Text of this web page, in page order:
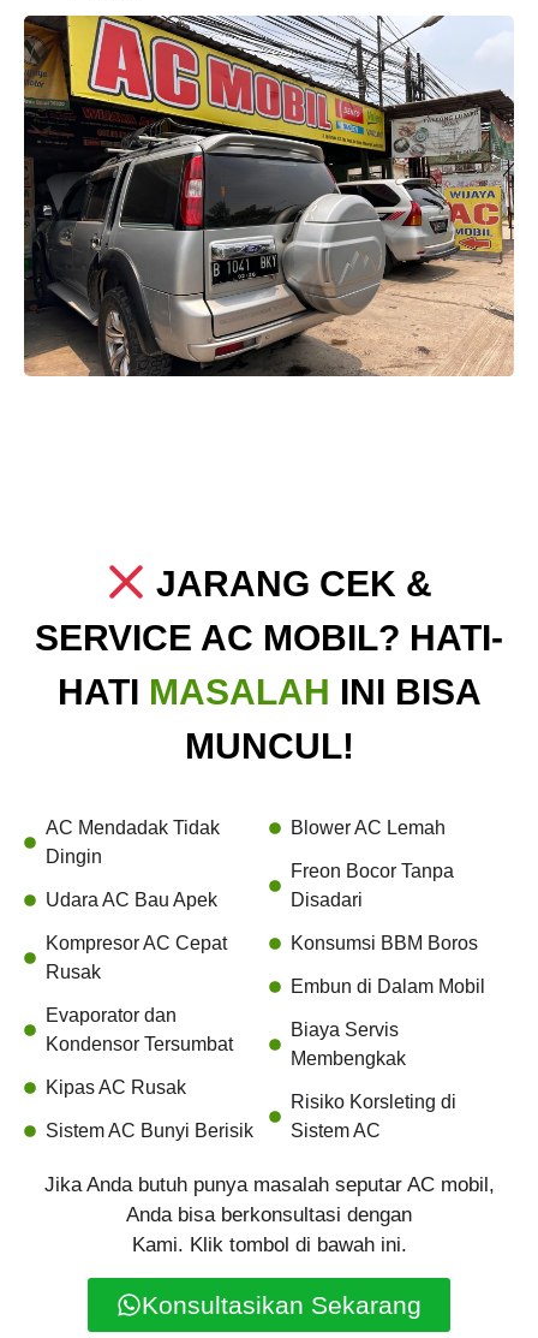
JARANG CEK &
SERVICE AC MOBIL? HATI-
HATI MASALAH INI BISA
MUNCUL!
AC Mendadak Tidak
Dingin
Udara AC Bau Apek
Kompresor AC Cepat
Rusak
Evaporator dan
Kondensor Tersumbat
Kipas AC Rusak
Sistem AC Bunyi Berisik
Blower AC Lemah
Freon Bocor Tanpa
Disadari
Konsumsi BBM Boros
Embun di Dalam Mobil
Biaya Servis
Membengkak
Risiko Korsleting di
Sistem AC
Jika Anda butuh punya masalah seputar AC mobil,
Anda bisa berkonsultasi dengan
Kami. Klik tombol di bawah ini.
Konsultasikan Sekarang